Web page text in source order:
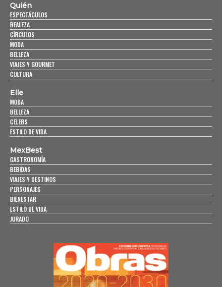
Quién
ESPECTÁCULOS
REALEZA
CÍRCULOS
MODA
BELLEZA
VIAJES Y GOURMET
CULTURA
Elle
MODA
BELLEZA
CELEBS
ESTILO DE VIDA
MexBest
GASTRONOMÍA
BEBIDAS
VIAJES Y DESTINOS
PERSONAJES
BIENESTAR
ESTILO DE VIDA
JURADO